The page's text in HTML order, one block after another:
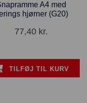
A4 med
hjørner (G20)
77,40 kr.
TILFØJ TIL KURV